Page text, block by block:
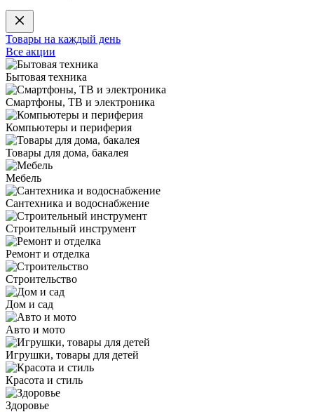
Товары на каждый день
Все акции
Бытовая техника
Смартфоны, ТВ и электроника
Компьютеры и периферия
Товары для дома, бакалея
Мебель
Сантехника и водоснабжение
Строительный инструмент
Ремонт и отделка
Строительство
Дом и сад
Авто и мото
Игрушки, товары для детей
Красота и стиль
Здоровье